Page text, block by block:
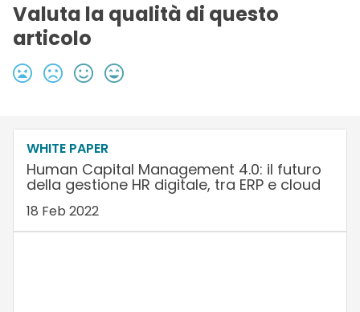
Valuta la qualità di questo
articolo
WHITE PAPER
Human Capital Management 4.0: il futuro
della gestione HR digitale, tra ERP e cloud
18 Feb 2022